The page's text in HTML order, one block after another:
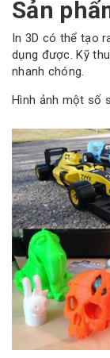
Sản
In 3D có thể tạo
dụng được. Kỹ
nhanh chóng.
Hình ảnh một số